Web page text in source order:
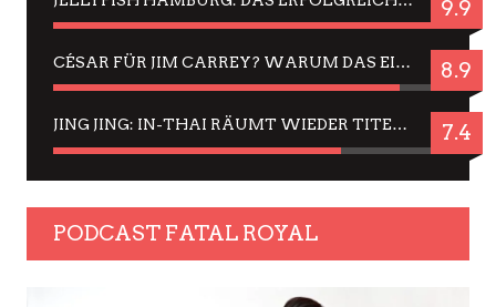
9.9
CÉSAR FÜR JIM CARREY? WARUM DAS EINER DER NERVIGSTEN ACTORS IST UND BLEIBT 8.9
JING JING: IN-THAI RÄUMT WIEDER TITEL AB – EIN ZWEI-STUNDEN-ERLEBNISBERICHT 7.4
PODCAST FATAL ROYAL